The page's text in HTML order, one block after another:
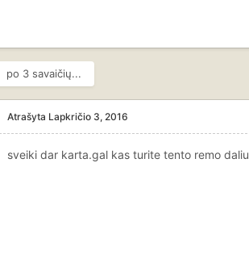
po 3 savaičių...
Atrašyta Lapkričio 3, 2016
sveiki dar karta.gal kas turite tento remo daliu